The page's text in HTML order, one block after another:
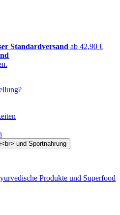
Standardversand ab 42,90 €
Produkte und Superfood